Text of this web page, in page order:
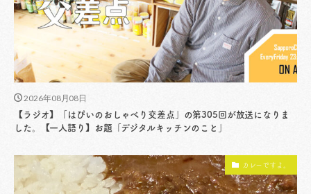
2026年08月08日
【ラジオ】「はぴいのおしゃべり交差点」の第305回が放送になりま
した。【一人語り】お題「デジタルキッチンのこと」
カレーですよ。